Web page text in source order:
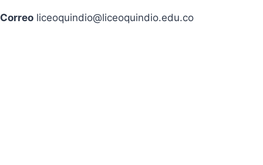
Correo liceoquindio@liceoquindio.edu.co